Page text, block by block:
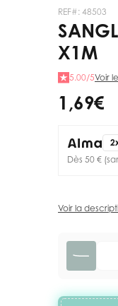
REF#: 48503
X1M
5.00/5Voir
1,69 €
Dès 50 €
Voir la